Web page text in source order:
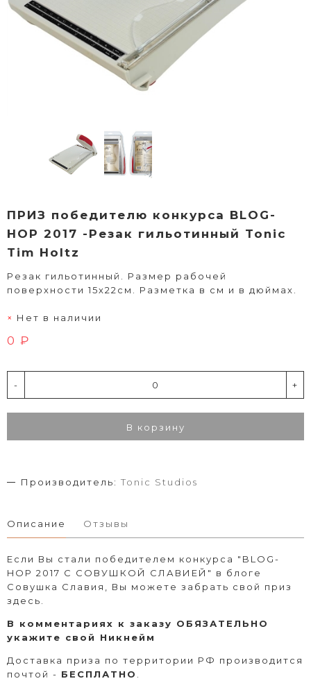
ПРИЗ победителю конкурса BLOG-
HOP 2017 -Резак гильотинный Tonic
Tim Holtz
Резак гильотинный. Размер рабочей
поверхности 15х22см. Разметка в см и в дюймах.
Нет в наличии
0 ₽
- +
В корзину
Производитель: Tonic Studios
Описание Отзывы
Если Вы стали победителем конкурса "BLOG-
HOP 2017 С СОВУШКОЙ СЛАВИЕЙ" в блоге
Совушка Славия, Вы можете забрать свой приз
здесь.
В комментариях к заказу ОБЯЗАТЕЛЬНО
укажите свой Никнейм
Доставка приза по территории РФ производится
почтой - БЕСПЛАТНО